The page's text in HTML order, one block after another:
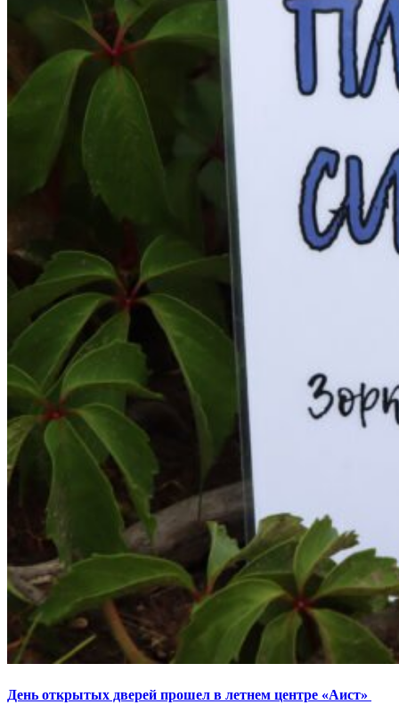
День открытых дверей прошел в летнем центре «Аист»